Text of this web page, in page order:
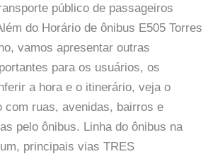
público de passageiros
do Horário de ônibus E505 Torres
vamos apresentar outras
para os usuários, os
a hora e o itinerário, veja o
com ruas, avenidas, bairros e
pelo ônibus. Linha do ônibus na
principais vias TRES